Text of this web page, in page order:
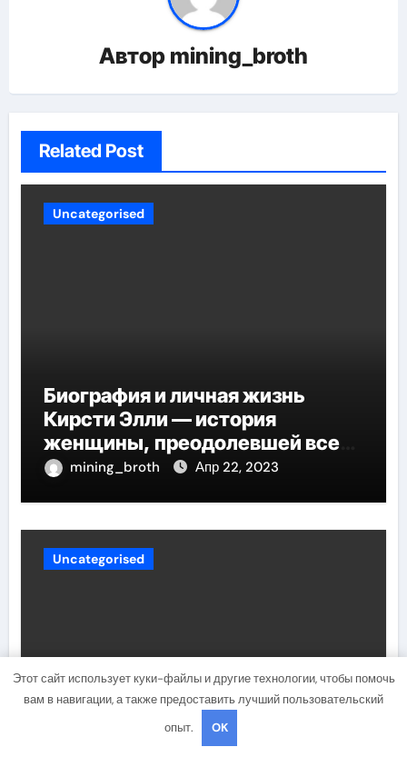
Автор mining_broth
Related Post
Uncategorised
Биография и личная жизнь
Кирсти Элли — история
женщины, преодолевшей все
трудности и стала
mining_broth Апр 22, 2023
Uncategorised
Национальность и биография
Этот сайт использует куки-файлы и другие технологии, чтобы помочь
вам в навигации, а также предоставить лучший пользовательский
опыт.
OK